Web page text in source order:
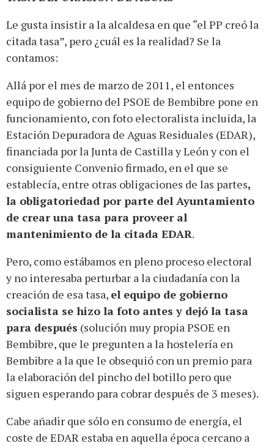
Le gusta insistir a la alcaldesa en que “el PP creó la
citada tasa”, pero ¿cuál es la realidad? Se la
contamos:
Allá por el mes de marzo de 2011, el entonces
equipo de gobierno del PSOE de Bembibre pone en
funcionamiento, con foto electoralista incluida, la
Estación Depuradora de Aguas Residuales (EDAR),
financiada por la Junta de Castilla y León y con el
consiguiente Convenio firmado, en el que se
establecía, entre otras obligaciones de las partes,
la obligatoriedad por parte del Ayuntamiento
de crear una tasa para proveer al
mantenimiento de la citada EDAR.
Pero, como estábamos en pleno proceso electoral
y no interesaba perturbar a la ciudadanía con la
creación de esa tasa, el equipo de gobierno
socialista se hizo la foto antes y dejó la tasa
para después (solución muy propia PSOE en
Bembibre, que le pregunten a la hostelería en
Bembibre a la que le obsequió con un premio para
la elaboración del pincho del botillo pero que
siguen esperando para cobrar después de 3 meses).
Cabe añadir que sólo en consumo de energía, el
coste de EDAR estaba en aquella época cercano a